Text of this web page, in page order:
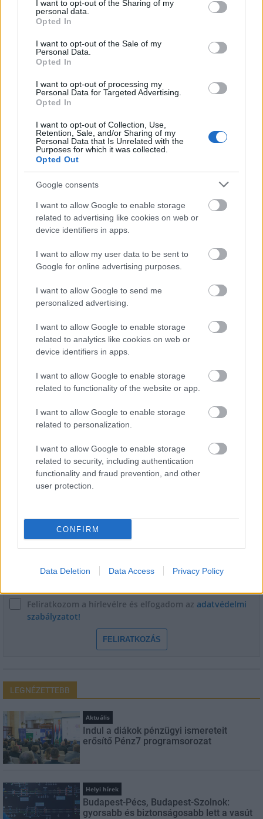
not limited to your visit or usage behaviour. You may click to
grant or deny consent to Google and its third-party tags to
use your data for below specified purposes in below Google
consent section.
I want to opt-out of the Sharing of my
personal data.
Opted In
I want to opt-out of the Sale of my
Personal Data.
Opted In
I want to opt-out of processing my
Personal Data for Targeted Advertising.
Opted In
I want to opt-out of Collection, Use,
Retention, Sale, and/or Sharing of my
Personal Data that Is Unrelated with the
Purposes for which it was collected.
Opted Out
Google consents
I want to allow Google to enable storage
related to advertising like cookies on web or
device identifiers in apps.
I want to allow my user data to be sent to
Google for online advertising purposes.
I want to allow Google to send me
personalized advertising.
I want to allow Google to enable storage
related to analytics like cookies on web or
device identifiers in apps.
I want to allow Google to enable storage
related to functionality of the website or app.
I want to allow Google to enable storage
related to personalization.
I want to allow Google to enable storage
related to security, including authentication
functionality and fraud prevention, and other
user protection.
CONFIRM
Data Deletion Data Access Privacy Policy
autópálya útépítés
M1 bővítés: már zajlik a teljesen új Bicske Kelet
csomópont építése
Tizenegy meglévő csomópontot korszerűsít és négy új,
különszintű csomópontot hoz létre az MKIF az M1-es
Új gyalogosátkelők és jelzőlámpás
csomópont épül Angyalföldön
Másfélszeresére bővítik
iskoláját
Látványos építési szakasz indult be a
Flórián téri felüljárón
mérföldköve a felülvizsgálat
árnyékában?
Feliratkozom a hírlevélre és elfogadom az adatvédelmi
szabályzatot!
FELIRATKOZÁS
LEGNÉZETTEBB
Aktuális
Indul a diákok pénzügyi ismereteit
erősítő Pénz7 programsorozat
Helyi hírek
Budapest-Pécs, Budapest-Szolnok:
gyorsabb és biztonságosabb lett a vasút